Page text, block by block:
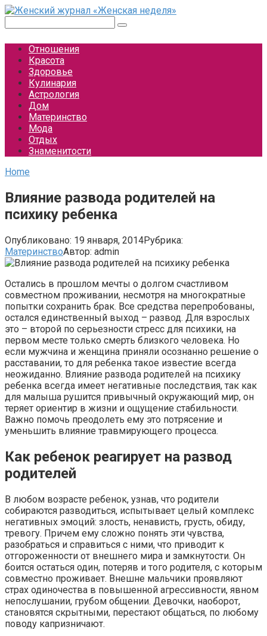
Перейти
контенту
Отношения
Красота
Здоровье
Кулинария
Астрология
Дом
Материнство
Мода
Отдых
Знаменитости
Home
Влияние развода родителей на
психику ребенка
Опубликовано: 19 января, 2014Рубрика:
МатеринствоАвтор: admin
Остались в прошлом мечты о долгом счастливом
совместном проживании, несмотря на многократные
попытки сохранить брак. Все средства перепробованы,
остался единственный выход – развод. Для взрослых
это – второй по серьезности стресс для психики, на
первом месте только смерть близкого человека. Но
если мужчина и женщина приняли осознанно решение о
расставании, то для ребенка такое известие всегда
неожиданно. Влияние развода родителей на психику
ребенка всегда имеет негативные последствия, так как
для малыша рушится привычный окружающий мир, он
теряет ориентир в жизни и ощущение стабильности.
Важно помочь преодолеть ему это потрясение и
уменьшить влияние травмирующего процесса.
Как ребенок реагирует на развод
родителей
В любом возрасте ребенок, узнав, что родители
собираются разводиться, испытывает целый комплекс
негативных эмоций: злость, ненависть, грусть, обиду,
тревогу. Причем ему сложно понять эти чувства,
разобраться и справиться с ними, что приводит к
отгороженности от внешнего мира и замкнутости. Он
боится остаться один, потеряв и того родителя, с которым
совместно проживает. Внешне мальчики проявляют
страх одиночества в повышенной агрессивности, явном
непослушании, грубом общении. Девочки, наоборот,
становятся скрытными, перестают общаться, по любому
поводу капризничают.